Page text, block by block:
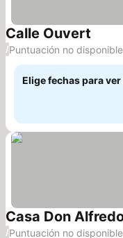
Calle Ouvert
/Puntuación no disponible
Elige fechas para
Casa Don
/Puntuación no disponible